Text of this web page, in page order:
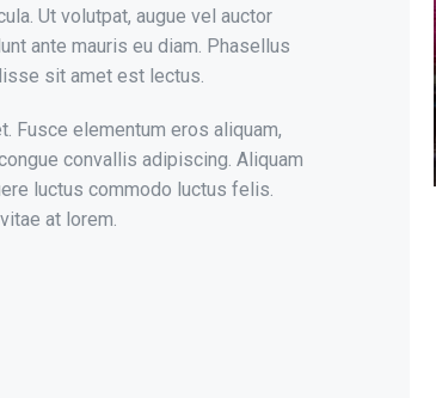
Ut volutpat, augue vel auctor
ante mauris eu diam. Phasellus
sit amet est lectus.
Fusce elementum eros aliquam,
convallis adipiscing. Aliquam
luctus commodo luctus felis.
at lorem.